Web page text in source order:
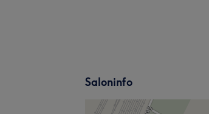
Saloninfo